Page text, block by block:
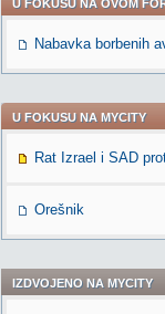
U FOKUSU NA OVOM
Nabavka borbenih
U FOKUSU NA MYCITY
Rat Izrael i SAD
Orešnik
IZDVOJENO NA MYCITY